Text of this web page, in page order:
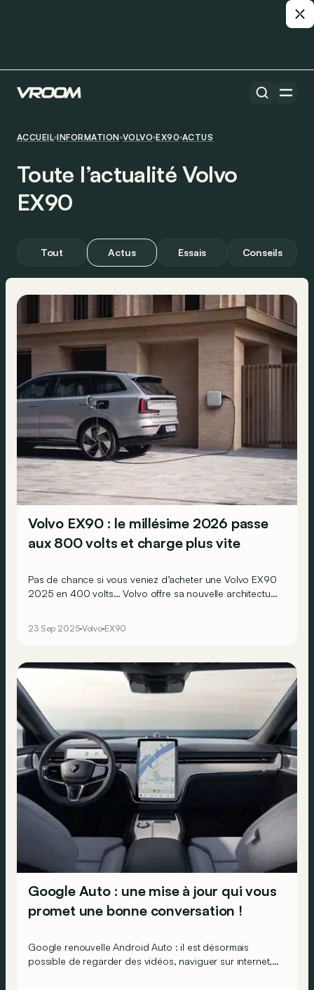
ACCUEIL INFORMATION VOLVO EX90 ACTUS
Toute l’actualité Volvo
EX90
Tout Actus Essais Conseils
Volvo EX90 : le millésime 2026 passe
aux 800 volts et charge plus vite
Pas de chance si vous veniez d’acheter une Volvo EX90
2025 en 400 volts… Volvo offre sa nouvelle architecture
23 Sep 2025 Volvo EX90
Google Auto : une mise à jour qui vous
promet une bonne conversation !
Google renouvelle Android Auto : il est désormais
possible de regarder des vidéos, naviguer sur internet,